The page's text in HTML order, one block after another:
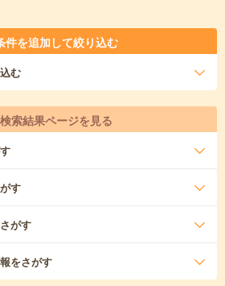
件を追加して絞り込む
む
索結果ページを見る
す
がす
をさがす